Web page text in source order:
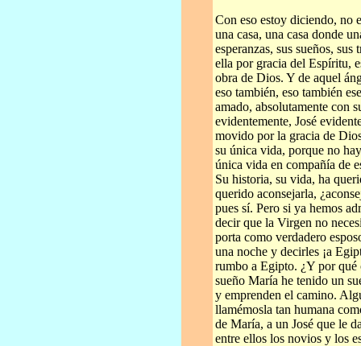
Con eso estoy diciendo, no
una casa, una casa donde
esperanzas, sus sueños,
ella por gracia del Espíritu,
obra de Dios. Y de aquel
eso también, eso también
amado, absolutamente con
evidentemente, José
movido por la gracia de
su única vida, porque no
única vida en compañía de
Su historia, su vida, ha
querido aconsejarla,
pues sí. Pero si ya hemos
decir que la Virgen no
porta como verdadero
una noche y decirles ¡a
rumbo a Egipto. ¿Y por qué
sueño María he tenido un
y emprenden el camino.
llamémosla tan humana
de María, a un José que le
entre ellos los novios y los